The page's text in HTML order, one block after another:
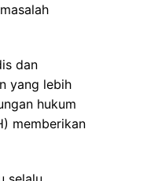
dan
yang lebih
hukum
memberikan